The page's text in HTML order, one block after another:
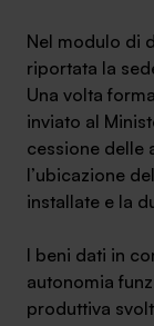
Nel modulo di
riportata la
Una volta
inviato al
cessione delle
l’ubicazione
installate e la
I beni dati in
autonomia
produttiva